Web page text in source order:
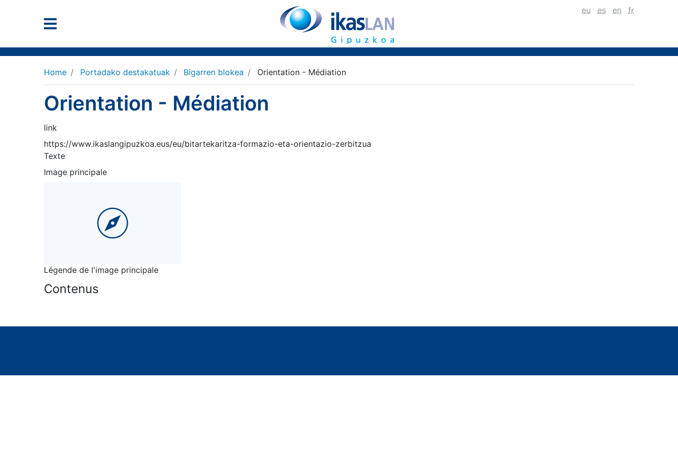
eu es en fr
Home Portadako destakatuak Bigarren blokea Orientation - Médiation
Orientation - Médiation
link
https://www.ikaslangipuzkoa.eus/eu/bitartekaritza-formazio-eta-orientazio-zerbitzua
Texte
Image principale
Légende de l'image principale
Contenus